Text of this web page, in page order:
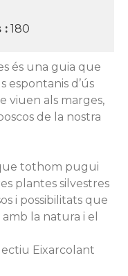
: 180
és una guia que
espontanis d’ús
viuen als marges,
de la nostra
tothom pugui
plantes silvestres
i possibilitats que
la natura i el
Eixarcolant